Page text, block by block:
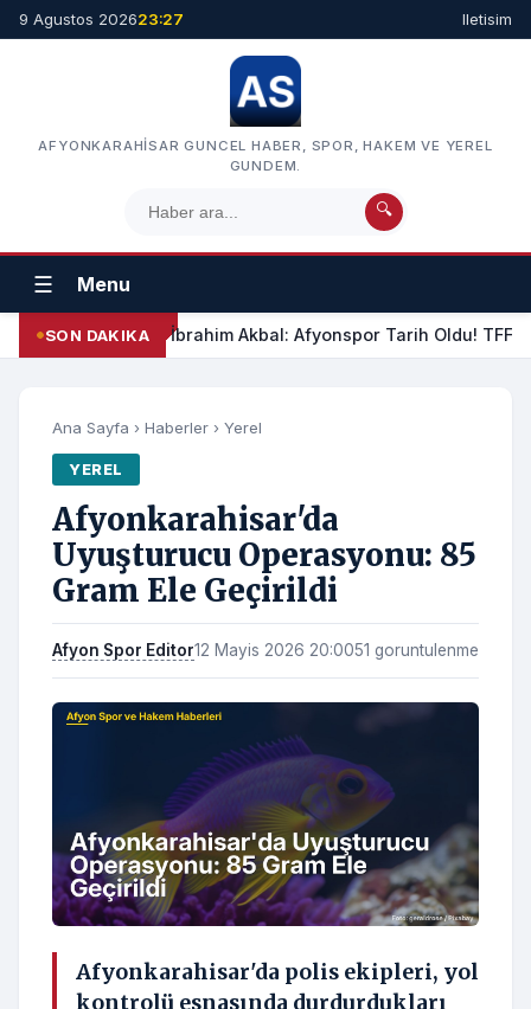
9 Agustos 202623:27 Iletisim
AFYONKARAHISAR GUNCEL HABER, SPOR, HAKEM VE YEREL
GUNDEM.
🔍
☰ Menu
SON DAKIKA İbrahim Akbal: Afyonspor Tarih Oldu! TFF
Ana Sayfa › Haberler › Yerel
YEREL
Afyonkarahisar'da
Uyuşturucu Operasyonu: 85
Gram Ele Geçirildi
Afyon Spor Editor12 Mayis 2026 20:0051 goruntulenme
Afyonkarahisar'da polis ekipleri, yol
kontrolü esnasında durdurdukları